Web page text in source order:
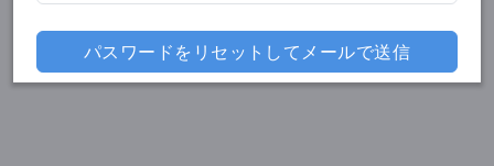
パスワードをリセットしてメールで送信